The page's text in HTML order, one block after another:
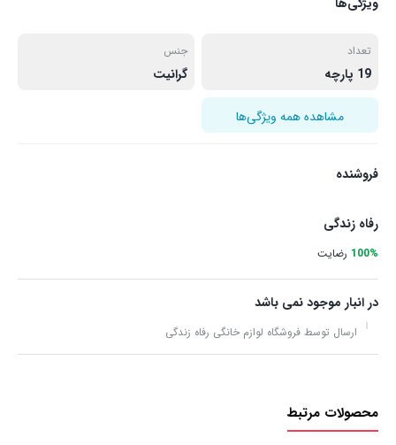
تعداد
19 پارچه
جنس
گرانیت
مشاهده همه ویژگی‌ها
فروشنده
رفاه زندگی
100% رضایت
در انبار موجود نمی باشد
ارسال توسط فروشگاه لوازم خانگی رفاه زندگی
محصولات مرتبط